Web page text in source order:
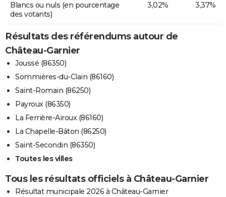
Blancs ou nuls (en pourcentage
des votants)
3,02% 3,37%
Résultats des référendums autour de
Château-Garnier
Joussé (86350)
Sommières-du-Clain (86160)
Saint-Romain (86250)
Payroux (86350)
La Ferrière-Airoux (86160)
La Chapelle-Bâton (86250)
Saint-Secondin (86350)
Toutes les villes
Tous les résultats officiels à Château-Garnier
Résultat municipale 2026 à Château-Garnier